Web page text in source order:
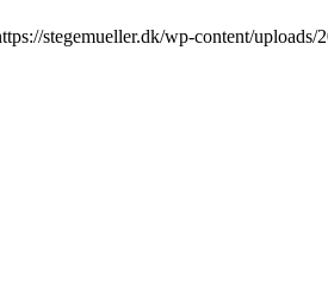
stegemueller.dk/wp-content/